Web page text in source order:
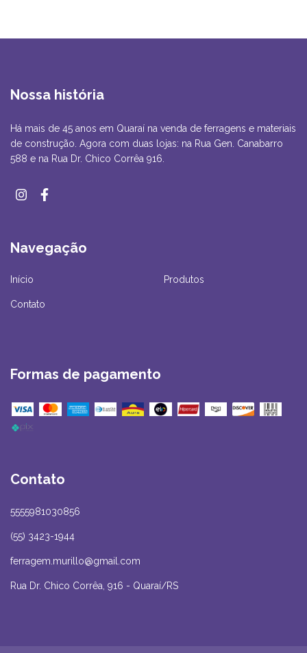
Nossa história
Há mais de 45 anos em Quaraí na venda de ferragens e materiais
de construção. Agora com duas lojas: na Rua Gen. Canabarro
588 e na Rua Dr. Chico Corrêa 916.
Navegação
Início Produtos
Contato
Formas de pagamento
Contato
5555981030856
(55) 3423-1944
ferragem.murillo@gmail.com
Rua Dr. Chico Corrêa, 916 - Quaraí/RS